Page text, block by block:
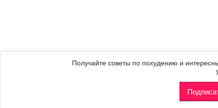
Получайте советы по похудению и